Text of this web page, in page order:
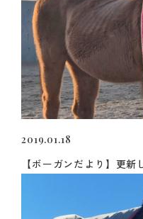
2019.01.18
【ボーガンだより】更新